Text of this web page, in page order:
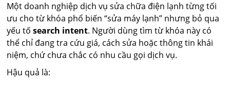
Một doanh nghiệp dịch vụ sửa chữa điện lạnh từng tối
ưu cho từ khóa phổ biến “sửa máy lạnh” nhưng bỏ qua
yếu tốsearch intent. Người dùng tìm từ khóa này có
thể chỉ đang tra cứu giá, cách sửa hoặc thông tin khái
niệm, chứ chưa chắc có nhu cầu gọi dịch vụ.
Hậu quả là: